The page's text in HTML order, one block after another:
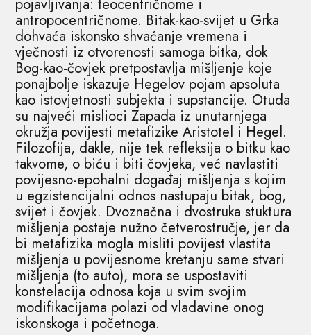
pojavljivanja: teocentričnome i
antropocentričnome. Bitak-kao-svijet u Grka
dohvaća iskonsko shvaćanje vremena i
vječnosti iz otvorenosti samoga bitka, dok
Bog-kao-čovjek pretpostavlja mišljenje koje
ponajbolje iskazuje Hegelov pojam apsoluta
kao istovjetnosti subjekta i supstancije. Otuda
su najveći mislioci Zapada iz unutarnjega
okružja povijesti metafizike Aristotel i Hegel.
Filozofija, dakle, nije tek refleksija o bitku kao
takvome, o biću i biti čovjeka, već navlastiti
povijesno-epohalni događaj mišljenja s kojim
u egzistencijalni odnos nastupaju bitak, bog,
svijet i čovjek. Dvoznačna i dvostruka stuktura
mišljenja postaje nužno četverostručje, jer da
bi metafizika mogla misliti povijest vlastita
mišljenja u povijesnome kretanju same stvari
mišljenja (to auto), mora se uspostaviti
konstelacija odnosa koja u svim svojim
modifikacijama polazi od vladavine onog
iskonskoga i početnoga.